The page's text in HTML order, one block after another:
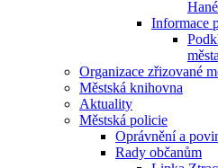
Hané
Informace
města
Organizace zřizované
Městská knihovna
Aktuality
Městská policie
Oprávnění a
Rady občanům